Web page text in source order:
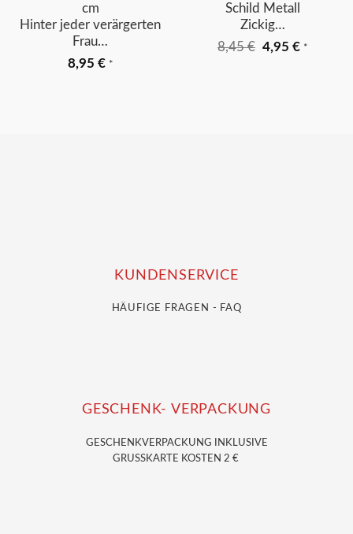
cm
Hinter jeder verärgerten
Frau…
8,95 € *
Schild Metall
Zickig…
8,45€ Ursprünglicher
4,95€Aktueller
*
KUNDENSERVICE
HÄUFIGE FRAGEN - FAQ
GESCHENK- VERPACKUNG
GESCHENKVERPACKUNG
INKLUSIVE
GRUSSKARTE KOSTEN 2 €